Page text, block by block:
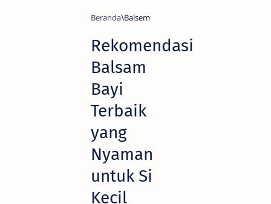
Beranda Balsem
Rekomendasi
Balsam
Bayi
Terbaik
yang
Nyaman
untuk Si
Kecil